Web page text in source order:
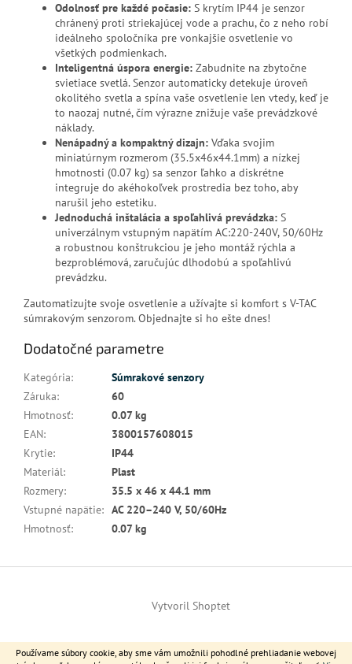
Používame súbory cookie, aby sme vám umožnili pohodlné prehliadanie webovej
Odolnosť pre každé počasie: S krytím IP44 je senzor
chránený proti striekajúcej vode a prachu, čo z neho robí
ideálneho spoločníka pre vonkajšie osvetlenie vo
všetkých podmienkach.
Inteligentná úspora energie: Zabudnite na zbytočne
svietiace svetlá. Senzor automaticky detekuje úroveň
okolitého svetla a spína vaše osvetlenie len vtedy, keď je
to naozaj nutné, čím výrazne znižuje vaše prevádzkové
náklady.
Nenápadný a kompaktný dizajn: Vďaka svojim
miniatúrnym rozmerom (35.5x46x44.1mm) a nízkej
hmotnosti (0.07 kg) sa senzor ľahko a diskrétne
integruje do akéhokoľvek prostredia bez toho, aby
narušil jeho estetiku.
Jednoduchá inštalácia a spoľahlivá prevádzka: S
univerzálnym vstupným napätím AC:220-240V, 50/60Hz
a robustnou konštrukciou je jeho montáž rýchla a
bezproblémová, zaručujúc dlhodobú a spoľahlivú
prevádzku.
Zautomatizujte svoje osvetlenie a užívajte si komfort s V-TAC
súmrakovým senzorom. Objednajte si ho ešte dnes!
Dodatočné parametre
Kategória:
Súmrakové senzory
Záruka:
60
Hmotnosť:
0.07 kg
EAN:
3800157608015
Krytie:
IP44
Materiál:
Plast
Rozmery:
35.5 x 46 x 44.1 mm
Vstupné napätie: AC 220–240 V, 50/60Hz
Hmotnosť: 0.07 kg
t
Vytvoril Shoptet
Copyright 2026V-TAC Slovensko. Všetky práva vyhradené.